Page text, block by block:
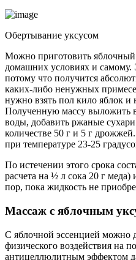
Обертывание уксусом
Можно приготовить яблочный
домашних условиях и самому.
потому что получится
каких-либо ненужных
нужно взять пол кило яблок и
Полученную массу выложить
воды, добавить ржаные сухари
количестве 50 г и 5 г
при температуре 23-25
По истечении этого срока
расчета на ½ л сока 20 г меда)
пор, пока жидкость не
Массаж с яблочным
С яблочной эссенцией можно
физического воздействия на
антицеллюлитным эффектом